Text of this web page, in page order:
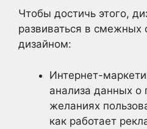
Чтобы достичь этого,
развиваться в смежных
дизайном:
Интернет-
анализа данных о
желаниях
как работает